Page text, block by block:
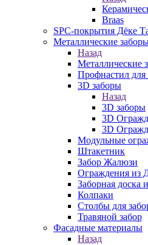
Braas
SPC-покрытия Дёке
Металлические
Назад
Металлические
Профнастил для
3D заборы
Назад
3D заборы
3D
3D
Модульные
Штакетник
Забор Жалюзи
Ограждения из
Заборная доска
Колпаки
Столбы для
Травяной забор
Фасадные материалы
Назад